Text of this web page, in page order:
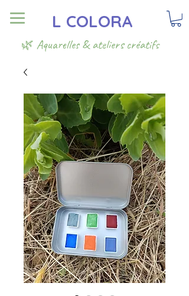
L COLORA
🌿 Aquarelles & ateliers créatifs